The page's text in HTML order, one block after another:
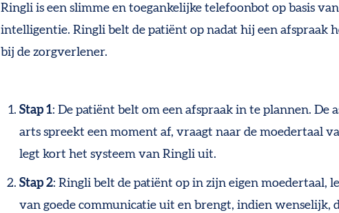
Ringli is een slimme en toegankelijke telefoonbot op basis
intelligentie. Ringli belt de patiënt op nadat hij een afspraak
bij de zorgverlener.
Stap 1: De patiënt belt om een afspraak in te plannen. De
arts spreekt een moment af, vraagt naar de moedertaal
legt kort het systeem van Ringli uit.
Stap 2: Ringli belt de patiënt op in zijn eigen moedertaal,
van goede communicatie uit en brengt, indien wenselijk,